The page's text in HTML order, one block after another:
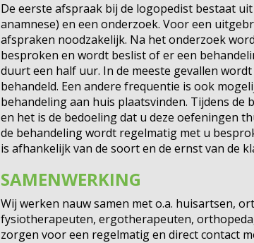
De eerste afspraak bij de logopedist bestaat
anamnese) en een onderzoek. Voor een
afspraken noodzakelijk. Na het onderzoek
besproken en wordt beslist of er een
duurt een half uur. In de meeste gevallen
behandeld. Een andere frequentie is ook
behandeling aan huis plaatsvinden. Tijdens de
en het is de bedoeling dat u deze oefeningen
de behandeling wordt regelmatig met u
is afhankelijk van de soort en de ernst van de
SAMENWERKING
Wij werken nauw samen met o.a. huisartsen,
fysiotherapeuten, ergotherapeuten,
zorgen voor een regelmatig en direct contact